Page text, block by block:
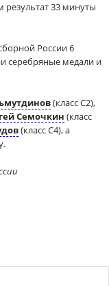
результат 33 минуты
России 6
серебряные медали и
(класс C2),
Семочкин (класс
(класс C4), а